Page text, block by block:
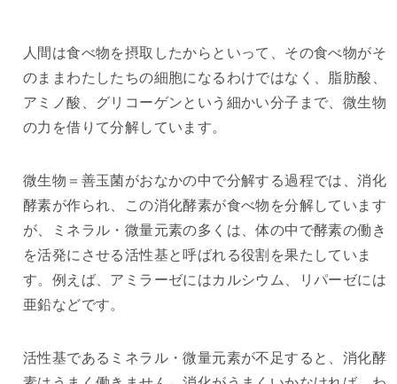
人間は食べ物を摂取したからといって、その食べ物がそ
のままわたしたちの細胞になるわけではなく、脂肪酸、
アミノ酸、グリコーゲンという細かい分子まで、微生物
の力を借りて分解しています。
微生物＝善玉菌がおなかの中で分解する過程では、消化
酵素が作られ、この消化酵素が食べ物を分解しています
が、ミネラル・微量元素の多くは、体の中で酵素の働き
を活発にさせる活性基と呼ばれる役割を果たしていま
す。例えば、アミラーゼにはカルシウム、リパーゼには
亜鉛などです。
活性基であるミネラル・微量元素が不足すると、消化酵